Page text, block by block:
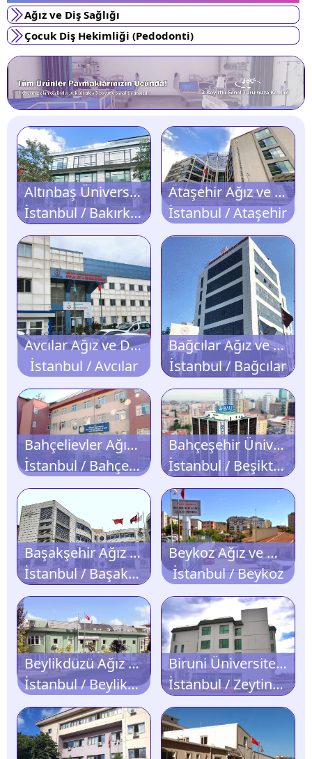
Ağız ve Diş Sağlığı
Çocuk Diş Hekimliği (Pedodonti)
Altınbaş Üniversitesi Diş Hastanesi
İstanbul / Bakırköy
Ataşehir Ağız ve Diş Sağlığı Hastanesi
İstanbul / Ataşehir
Avcılar Ağız ve Diş Sağlığı Merkezi
İstanbul / Avcılar
Bağcılar Ağız ve Diş Sağlığı Hastanesi
İstanbul / Bağcılar
Bahçelievler Ağız ve Diş Sağlığı Merkezi
İstanbul / Bahçelievler
Bahçeşehir Üniversitesi Ağız ve Diş Sağlığı Hastanesi
İstanbul / Beşiktaş
Başakşehir Ağız ve Diş Sağlığı Merkezi
İstanbul / Başakşehir
Beykoz Ağız ve Diş Sağlığı Merkezi
İstanbul / Beykoz
Beylikdüzü Ağız ve Diş Sağlığı Merkezi
İstanbul / Beylikdüzü
Biruni Üniversitesi Diş Hastanesi
İstanbul / Zeytinburnu